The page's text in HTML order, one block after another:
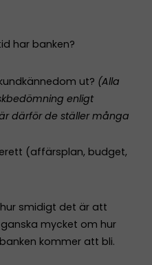
har banken?
ut? (Alla
enligt
därför de ställer många
(affärsplan, budget,
smidigt det är att
mycket om hur
kommer att bli.